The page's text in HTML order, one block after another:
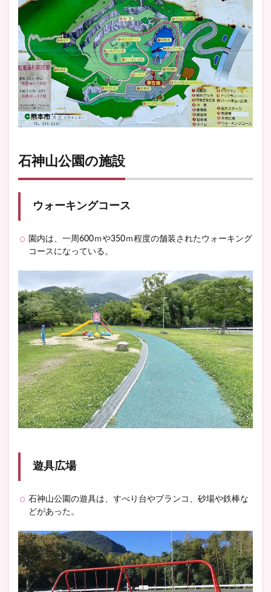
石神山公園の施設
ウォーキングコース
園内は、一周600ｍや350ｍ程度の舗装されたウォーキング
コースになっている。
遊具広場
石神山公園の遊具は、すべり台やブランコ、砂場や鉄棒な
どがあった。